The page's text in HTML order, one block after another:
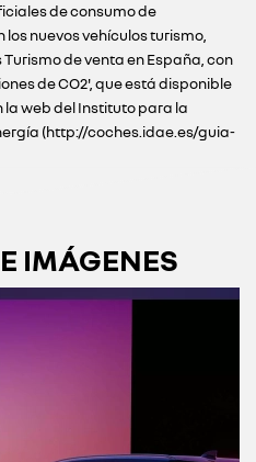
de consumo de
nuevos vehículos turismo,
de venta en España, con
de CO2', que está disponible
la web del Instituto para la
(http://coches.idae.es/guia-
IMÁGENES